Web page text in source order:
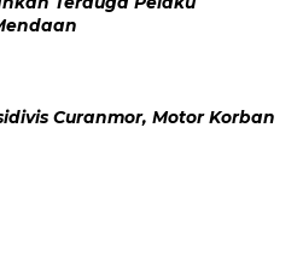
Curanmor, Motor Korban